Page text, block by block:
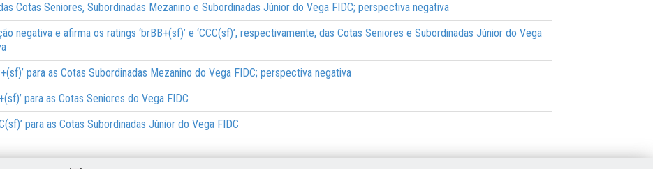
Cotas Seniores, Subordinadas Mezanino e Subordinadas Júnior do Vega FIDC; perspectiva negativa
negativa e afirma os ratings ‘brBB+(sf)’ e ‘CCC(sf)’, respectivamente, das Cotas Seniores e Subordinadas Júnior do Vega
para as Cotas Subordinadas Mezanino do Vega FIDC; perspectiva negativa
para as Cotas Seniores do Vega FIDC
para as Cotas Subordinadas Júnior do Vega FIDC